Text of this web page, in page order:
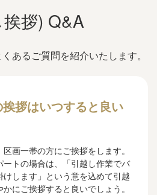
拶) Q&A
あるご質問を紹介いたします。
拶はいつすると良い
画一帯の方にご挨拶をします。
ートの場合は、「引越し作業でバ
します」という意を込めて引越
にご挨拶すると良いでしょう。